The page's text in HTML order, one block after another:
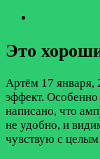
Это
Артём 17 января,
эффект. Особенно
написано, что
не удобно, и
чувствую с